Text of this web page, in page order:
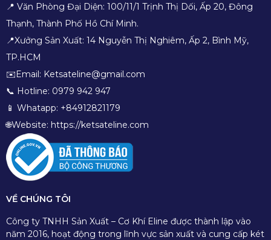
📍 Văn Phòng Đại Diện: 100/11/1 Trịnh Thị Dối, Ấp 20, Đông
Thạnh, Thành Phố Hồ Chí Minh.
📍Xưởng Sản Xuất: 14 Nguyễn Thị Nghiêm, Ấp 2, Bình Mỹ,
TP.HCM
✉️Email: Ketsateline@gmail.com
📞 Hotline: 0979 942 947
📱 Whatapp: +84912821179
🌐Website: https://ketsateline.com
VỀ CHÚNG TÔI
Công ty TNHH Sản Xuất – Cơ Khí Eline được thành lập vào
năm 2016, hoạt động trong lĩnh vực sản xuất và cung cấp két